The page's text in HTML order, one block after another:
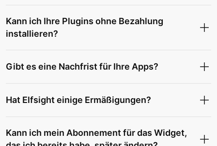
Kann ich Ihre Plugins ohne Bezahlung
installieren?
Gibt es eine Nachfrist für Ihre Apps?
Hat Elfsight einige Ermäßigungen?
Kann ich mein Abonnement für das Widget,